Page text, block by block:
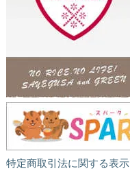
特定商取引法に関する表示